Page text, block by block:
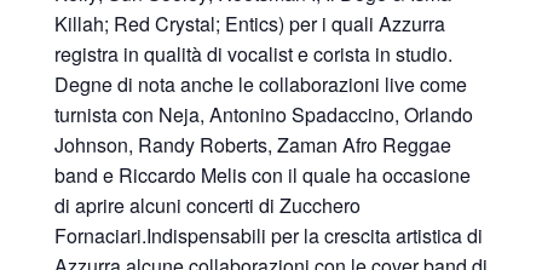
Killah; Red Crystal; Entics) per i quali Azzurra
registra in qualità di vocalist e corista in studio.
Degne di nota anche le collaborazioni live come
turnista con Neja, Antonino Spadaccino, Orlando
Johnson, Randy Roberts, Zaman Afro Reggae
band e Riccardo Melis con il quale ha occasione
di aprire alcuni concerti di Zucchero
Fornaciari.Indispensabili per la crescita artistica di